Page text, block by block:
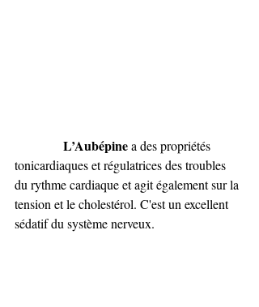
L’Aubépine a des propriétés
tonicardiaques et régulatrices des troubles
du rythme cardiaque et agit également sur la
tension et le cholestérol. C'est un excellent
sédatif du système nerveux.